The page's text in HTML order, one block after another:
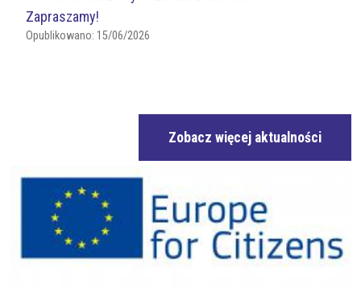
Zapraszamy!
Opublikowano: 15/06/2026
Zobacz więcej aktualności